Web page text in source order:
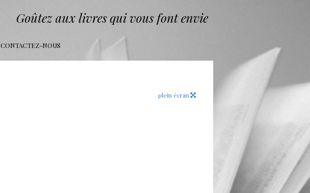
Goûtez aux livres qui vous font envie
CONTACTEZ-NOUS
plein écran